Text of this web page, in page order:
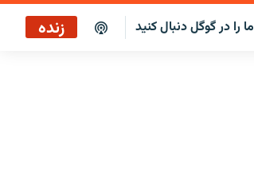
ما را در گوگل دنبال کنید زنده